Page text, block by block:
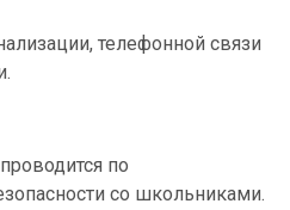
телефонной связи
по
со школьниками.